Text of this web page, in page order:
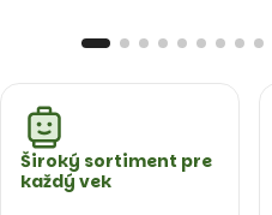
Široký sortiment pre
každý vek